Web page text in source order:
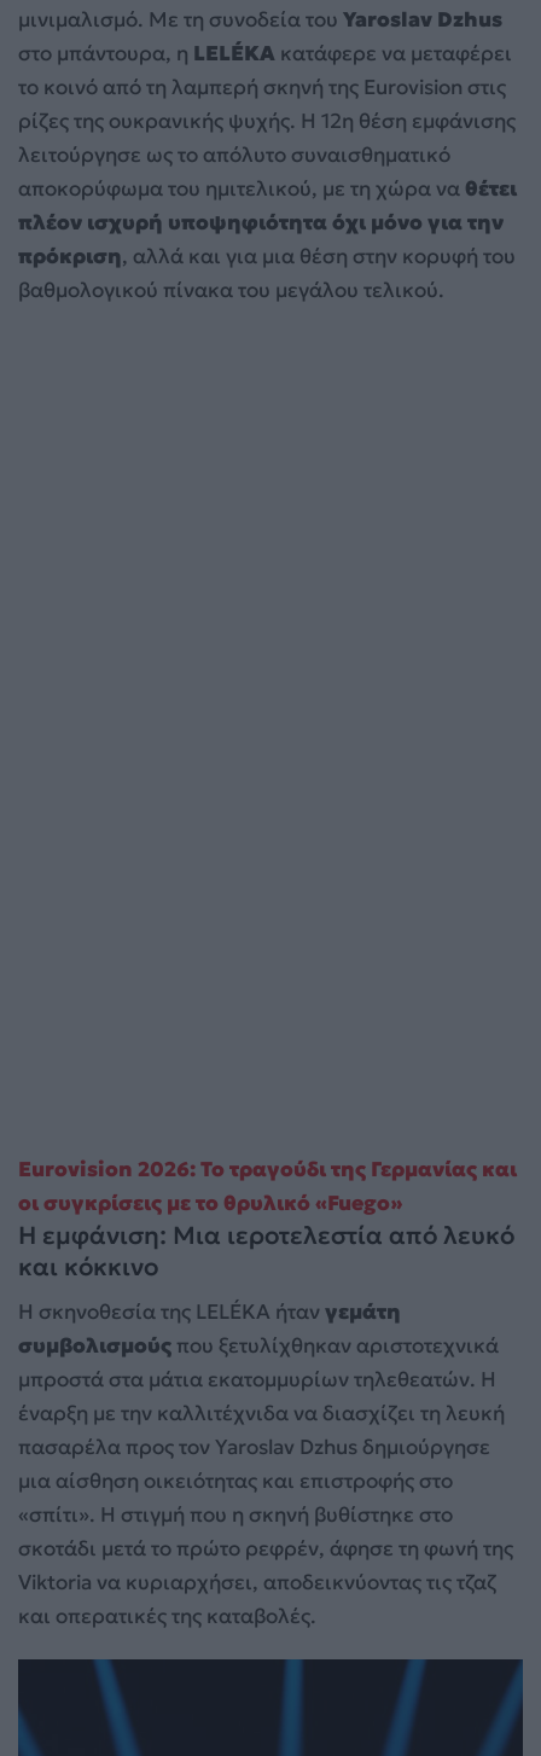
μινιμαλισμό. Με τη συνοδεία του Yaroslav Dzhus
στο μπάντουρα, η LELÉKA κατάφερε να μεταφέρει
το κοινό από τη λαμπερή σκηνή της Eurovision στις
ρίζες της ουκρανικής ψυχής. Η 12η θέση εμφάνισης
λειτούργησε ως το απόλυτο συναισθηματικό
αποκορύφωμα του ημιτελικού, με τη χώρα να θέτει
πλέον ισχυρή υποψηφιότητα όχι μόνο για την
πρόκριση, αλλά και για μια θέση στην κορυφή του
βαθμολογικού πίνακα του μεγάλου τελικού.
Eurovision 2026: Το τραγούδι της Γερμανίας και
οι συγκρίσεις με το θρυλικό «Fuego»
Η εμφάνιση: Μια ιεροτελεστία από λευκό
και κόκκινο
Η σκηνοθεσία της LELÉKA ήτανγεμάτη
συμβολισμούς που ξετυλίχθηκαν αριστοτεχνικά
μπροστά στα μάτια εκατομμυρίων τηλεθεατών. Η
έναρξη με την καλλιτέχνιδα να διασχίζει τη λευκή
πασαρέλα προς τον Yaroslav Dzhus δημιούργησε
μια αίσθηση οικειότητας και επιστροφής στο
«σπίτι». Η στιγμή που η σκηνή βυθίστηκε στο
σκοτάδι μετά το πρώτο ρεφρέν, άφησε τη φωνή της
Viktoria να κυριαρχήσει, αποδεικνύοντας τις τζαζ
και οπερατικές της καταβολές.